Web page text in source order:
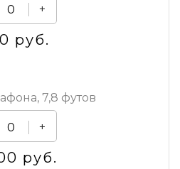
+
руб.
7,8 футов
+
руб.